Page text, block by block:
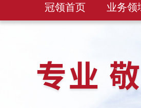
冠领首页 业务领